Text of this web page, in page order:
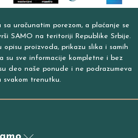
uračunatim porezom, a plaćanje se
SAMO na teritoriji Republike Srbije.
proizvoda, prikazu slika i samih
su sve informacije kompletne i bez
deo naše ponude i ne podrazumeva
trenutku.